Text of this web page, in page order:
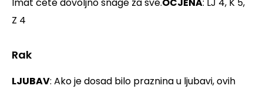
Imat ćete dovoljno snage za sve.OCJENA: LJ 4, K 5,
Z 4
Rak
LJUBAV: Ako je dosad bilo praznina u ljubavi, ovih